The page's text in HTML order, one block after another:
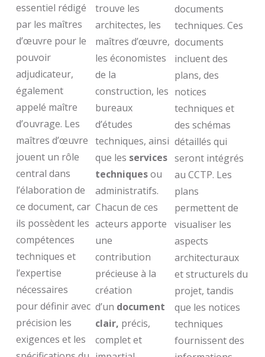
essentiel rédigé
par les maîtres
d’œuvre pour le
pouvoir
adjudicateur,
également
appelé maître
d’ouvrage. Les
maîtres d’œuvre
jouent un rôle
central dans
l’élaboration de
ce document, car
ils possèdent les
compétences
techniques et
l’expertise
nécessaires
pour définir avec
précision les
exigences et les
trouve les
architectes, les
maîtres d’œuvre,
les économistes
de la
construction, les
bureaux
d’études
techniques, ainsi
que les services
techniquesou
administratifs.
Chacun de ces
acteurs apporte
une
contribution
précieuse à la
création
d’un document
clair, précis,
complet et
documents
techniques. Ces
documents
incluent des
plans, des
notices
techniques et
des schémas
détaillés qui
seront intégrés
au CCTP. Les
plans
permettent de
visualiser les
aspects
architecturaux
et structurels du
projet, tandis
que les notices
techniques
fournissent des